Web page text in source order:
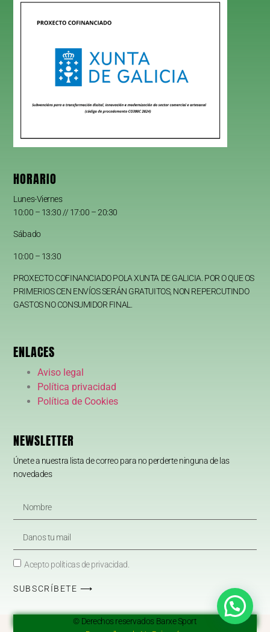
HORARIO
Lunes-Viernes
10:00 – 13:30 // 17:00 – 20:30
Sábado
10:00 – 13:30
PROXECTO COFINANCIADO POLA XUNTA DE GALICIA. POR O QUE OS
PRIMERIOS CEN ENVÍOS SERÁN GRATUITOS, NON REPERCUTINDO
GASTOS NO CONSUMIDOR FINAL.
ENLACES
Aviso legal
Política privacidad
Política de Cookies
NEWSLETTER
Únete a nuestra lista de correo para no perderte ninguna de las
novedades
Acepto políticas de privacidad.
SUBSCRÍBETE ⟶
© Derechos reservados Barxe Sport